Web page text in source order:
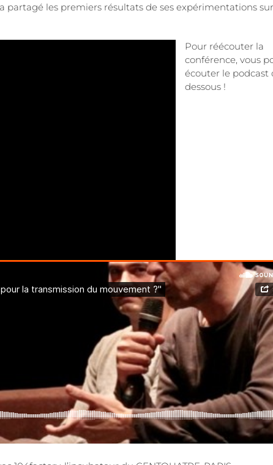
partagé les premiers résultats de ses expérimentations
Pour réécouter la
conférence, vous
écouter le podcast
dessous !